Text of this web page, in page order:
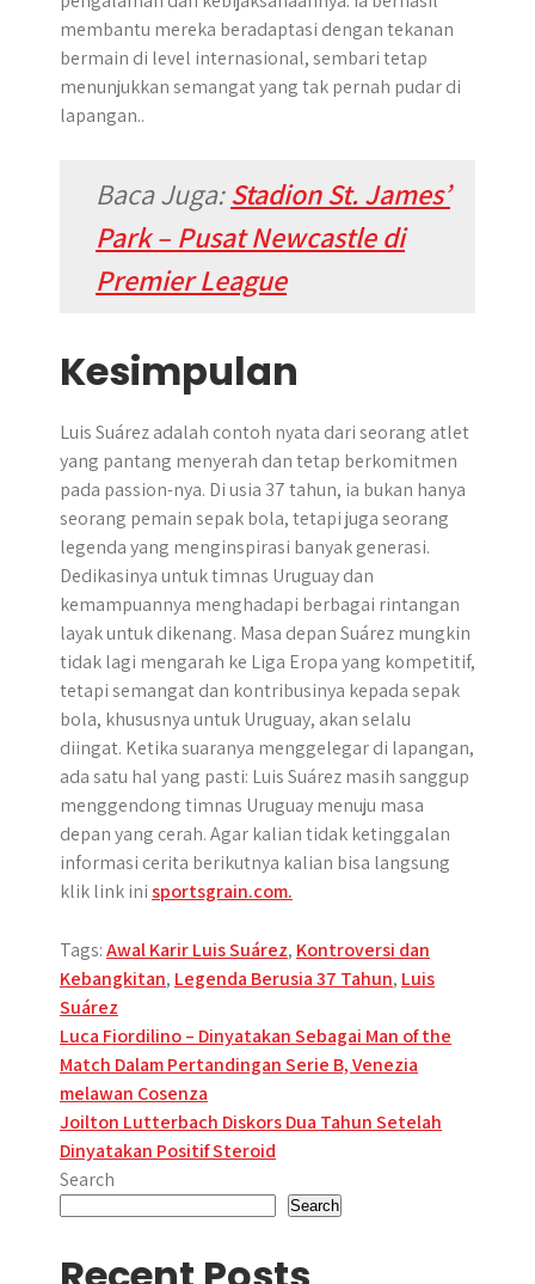
membantu mereka beradaptasi dengan tekanan
bermain di level internasional, sembari tetap
menunjukkan semangat yang tak pernah pudar di
lapangan..
Baca Juga:Stadion St. James’
Park – Pusat Newcastle di
Premier League
Kesimpulan
Luis Suárez adalah contoh nyata dari seorang atlet
yang pantang menyerah dan tetap berkomitmen
pada passion-nya. Di usia 37 tahun, ia bukan hanya
seorang pemain sepak bola, tetapi juga seorang
legenda yang menginspirasi banyak generasi.
Dedikasinya untuk timnas Uruguay dan
kemampuannya menghadapi berbagai rintangan
layak untuk dikenang. Masa depan Suárez mungkin
tidak lagi mengarah ke Liga Eropa yang kompetitif,
tetapi semangat dan kontribusinya kepada sepak
bola, khususnya untuk Uruguay, akan selalu
diingat. Ketika suaranya menggelegar di lapangan,
ada satu hal yang pasti: Luis Suárez masih sanggup
menggendong timnas Uruguay menuju masa
depan yang cerah. Agar kalian tidak ketinggalan
informasi cerita berikutnya kalian bisa langsung
klik link inisportsgrain.com.
Tags:Awal Karir Luis Suárez, Kontroversi dan
Kebangkitan, Legenda Berusia 37 Tahun, Luis
Suárez
Post
navigation
Luca Fiordilino – Dinyatakan Sebagai Man of the
Match Dalam Pertandingan Serie B, Venezia
melawan Cosenza
Joilton Lutterbach Diskors Dua Tahun Setelah
Dinyatakan Positif Steroid
Search
Search